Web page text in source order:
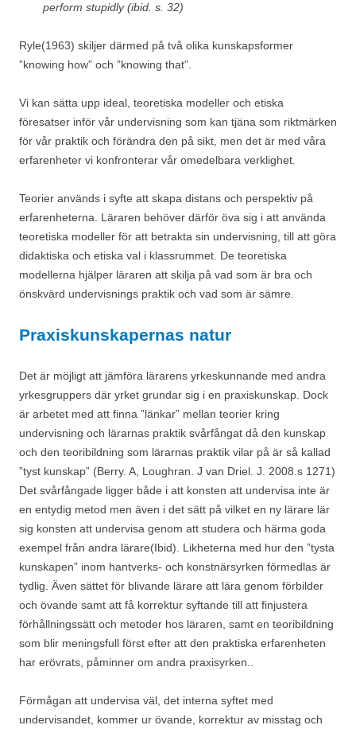
perform stupidly (ibid. s. 32)
Ryle(1963) skiljer därmed på två olika kunskapsformer
”knowing how” och ”knowing that”.
Vi kan sätta upp ideal, teoretiska modeller och etiska
föresatser inför vår undervisning som kan tjäna som riktmärken
för vår praktik och förändra den på sikt, men det är med våra
erfarenheter vi konfronterar vår omedelbara verklighet.
Teorier används i syfte att skapa distans och perspektiv på
erfarenheterna. Läraren behöver därför öva sig i att använda
teoretiska modeller för att betrakta sin undervisning, till att göra
didaktiska och etiska val i klassrummet. De teoretiska
modellerna hjälper läraren att skilja på vad som är bra och
önskvärd undervisnings praktik och vad som är sämre.
Praxiskunskapernas natur
Det är möjligt att jämföra lärarens yrkeskunnande med andra
yrkesgruppers där yrket grundar sig i en praxiskunskap. Dock
är arbetet med att finna ”länkar” mellan teorier kring
undervisning och lärarnas praktik svårfångat då den kunskap
och den teoribildning som lärarnas praktik vilar på är så kallad
”tyst kunskap” (Berry. A, Loughran. J van Driel. J. 2008.s 1271)
Det svårfångade ligger både i att konsten att undervisa inte är
en entydig metod men även i det sätt på vilket en ny lärare lär
sig konsten att undervisa genom att studera och härma goda
exempel från andra lärare(Ibid). Likheterna med hur den ”tysta
kunskapen” inom hantverks- och konstnärsyrken förmedlas är
tydlig. Även sättet för blivande lärare att lära genom förbilder
och övande samt att få korrektur syftande till att finjustera
förhållningssätt och metoder hos läraren, samt en teoribildning
som blir meningsfull först efter att den praktiska erfarenheten
har erövrats, påminner om andra praxisyrken..
Förmågan att undervisa väl, det interna syftet med
undervisandet, kommer ur övande, korrektur av misstag och